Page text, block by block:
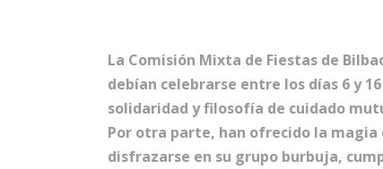
La Comisión Mixta de Fiestas de
debían celebrarse entre los días 6 y
solidaridad y filosofía de cuidado
Por otra parte, han ofrecido la magia
disfrazarse en su grupo burbuja,